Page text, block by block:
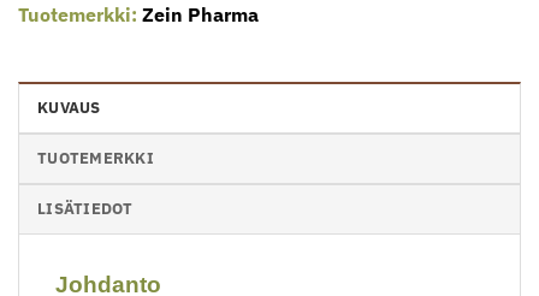
Tuotemerkki: Zein Pharma
KUVAUS
TUOTEMERKKI
LISÄTIEDOT
Johdanto